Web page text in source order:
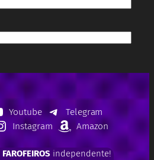
Youtube
Telegram
Instagram Amazon
FAROFEIROSindependente!